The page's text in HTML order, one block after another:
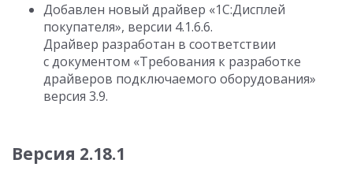
Добавлен новый драйвер «1С:Дисплей
покупателя», версии 4.1.6.6.
Драйвер разработан в соответствии
с документом «Требования к разработке
драйверов подключаемого оборудования»
версия 3.9.
Версия 2.18.1